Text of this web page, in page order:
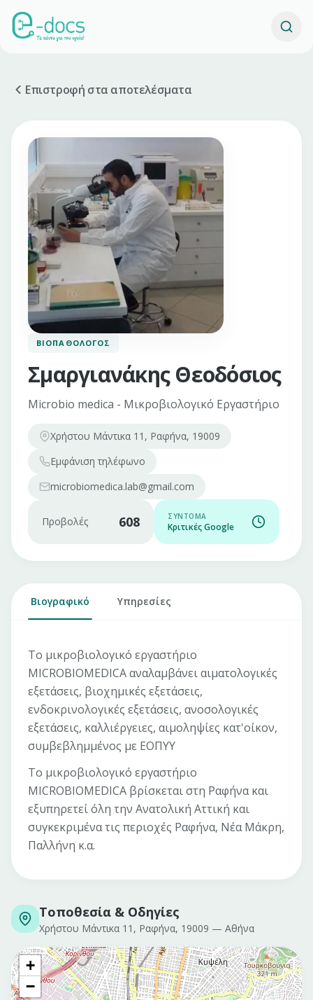
Επιστροφή στα αποτελέσματα
ΒΙΟΠΑΘΟΛΌΓΟΣ
Σμαργιανάκης Θεοδόσιος
Microbio medica - Μικροβιολογικό Εργαστήριο
Χρήστου Μάντικα 11, Ραφήνα, 19009
Εμφάνιση τηλέφωνο
microbiomedica.lab@gmail.com
Προβολές 608 ΣΎΝΤΟΜΑ
Κριτικές Google
Βιογραφικό Υπηρεσίες
Το μικροβιολογικό εργαστήριο
MICROBIOMEDICA αναλαμβάνει αιματολογικές
εξετάσεις, βιοχημικές εξετάσεις,
ενδοκρινολογικές εξετάσεις, ανοσολογικές
εξετάσεις, καλλιέργειες, αιμοληψίες κατ'οίκον,
συμβεβλημμένος με ΕΟΠΥΥ
Το μικροβιολογικό εργαστήριο
MICROBIOMEDICA βρίσκεται στη Ραφήνα και
εξυπηρετεί όλη την Ανατολική Αττική και
συγκεκριμένα τις περιοχές Ραφήνα, Νέα Μάκρη,
Παλλήνη κ.α.
Τοποθεσία & Οδηγίες
Χρήστου Μάντικα 11, Ραφήνα, 19009 — Αθήνα
+
−